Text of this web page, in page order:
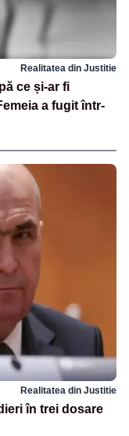
Realitatea din Justitie
ce și-ar fi
a fugit într-
Realitatea din Justitie
în trei dosare